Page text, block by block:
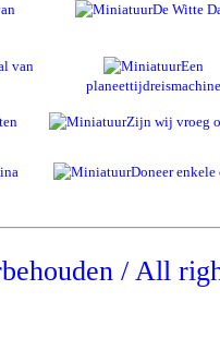
De Witte
van
Een
planeettijdreismachine
Zijn wij vroeg
Doneer enkele
/ All